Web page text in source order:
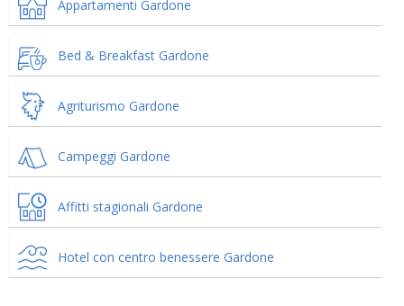
Appartamenti Gardone
Bed & Breakfast Gardone
Agriturismo Gardone
Campeggi Gardone
Affitti stagionali Gardone
Hotel con centro benessere Gardone